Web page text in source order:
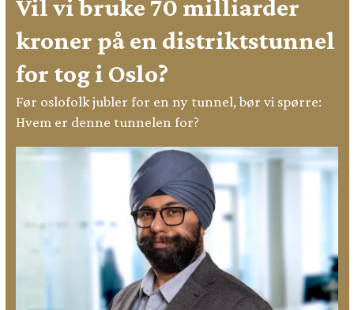
Vil vi bruke 70 milliarder
kroner på en distriktstunnel
for tog i Oslo?
Før oslofolk jubler for en ny tunnel, bør vi spørre:
Hvem er denne tunnelen for?